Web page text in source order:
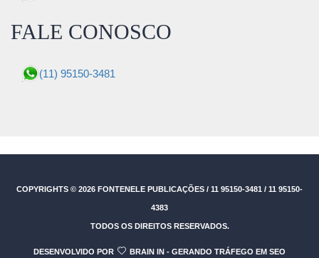
FALE CONOSCO
(11) 95150-3481
COPYRIGHTS © 2026 FONTENELE PUBLICAÇÕES / 11 95150-3481 / 11 95150-
4383
TODOS OS DIREITOS RESERVADOS.
DESENVOLVIDO POR BRAIN IN - GERANDO TRÁFEGO EM SEO